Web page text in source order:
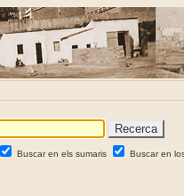
Buscar en els sumaris Buscar en